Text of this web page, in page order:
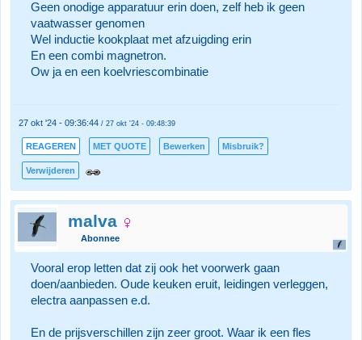
Geen onodige apparatuur erin doen, zelf heb ik geen
vaatwasser genomen
Wel inductie kookplaat met afzuigding erin
En een combi magnetron.
Ow ja en een koelvriescombinatie
27 okt '24 - 09:36:44 / 27 okt '24 - 09:48:39
REAGEREN MET QUOTE Bewerken Misbruik?
Verwijderen
malva
Abonnee
Vooral erop letten dat zij ook het voorwerk gaan
doen/aanbieden. Oude keuken eruit, leidingen verleggen,
electra aanpassen e.d.
En de prijsverschillen zijn zeer groot. Waar ik een fles